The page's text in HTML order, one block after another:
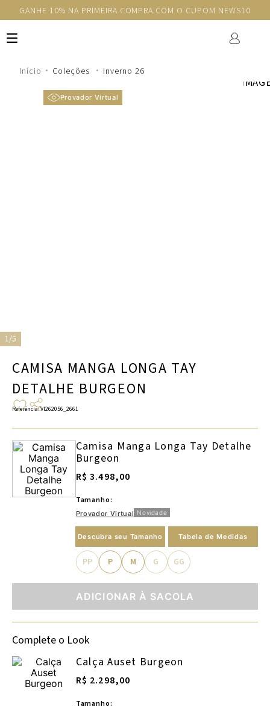
GANHE 10% NA PRIMEIRA COMPRA COM O CUPOM NEWS10
Coleções Inverno 26
Provador Virtual
1/5
CAMISA MANGA LONGA TAY
DETALHE BURGEON
Referência:VI262056_2661
Camisa Manga Longa Tay Detalhe
Burgeon
R$ 3.498,00
Tamanho:
Provador Virtual Novidade
Descubra seu Tamanho Tabela de Medidas
PP P M G GG
ADICIONAR À SACOLA
Complete o Look
Calça Auset Burgeon
R$ 2.298,00
Tamanho: